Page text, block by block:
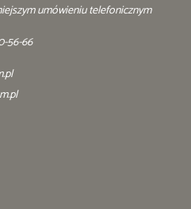
umówieniu telefonicznym
56-66